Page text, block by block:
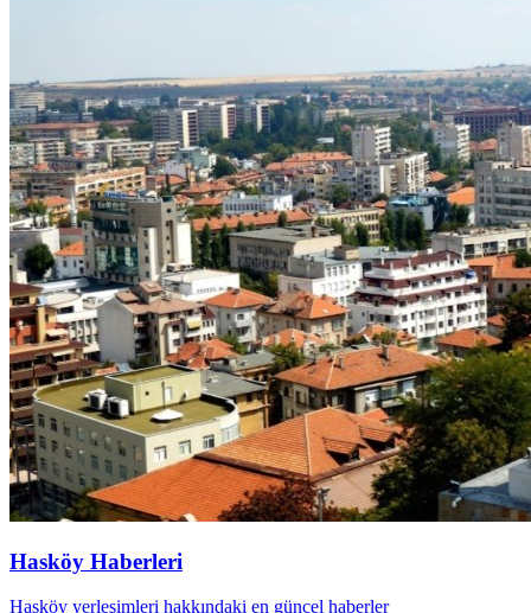
Hasköy Haberleri
Hasköy yerleşimleri hakkındaki en güncel haberler